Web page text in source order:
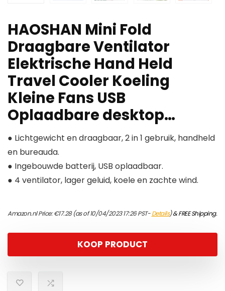
HAOSHAN Mini Fold
Draagbare Ventilator
Elektrische Hand Held
Travel Cooler Koeling
Kleine Fans USB
Oplaadbare desktop…
● Lichtgewicht en draagbaar, 2 in 1 gebruik, handheld
en bureauda.
● Ingebouwde batterij, USB oplaadbaar.
● 4 ventilator, lager geluid, koele en zachte wind.
Amazon.nl Price:€17.28(as of 10/04/2023 17:26 PST-Details)&FREE Shipping.
KOOP PRODUCT